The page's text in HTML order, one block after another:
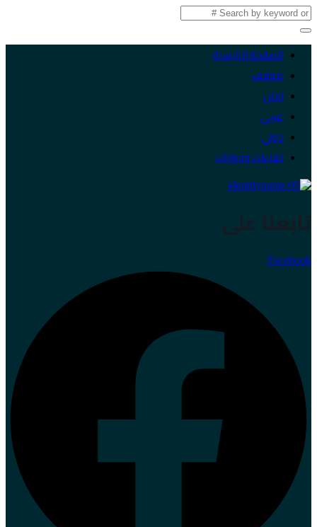
الصفحة الرئيسية
موقف
لبنان
عربي
دولي
لقاءات وحوارات
تابعنا على
Facebook